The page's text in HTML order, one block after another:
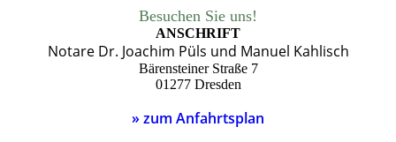
Besuchen Sie uns!
ANSCHRIFT
Notare Dr. Joachim Püls und Manuel Kahlisch
Bärensteiner Straße 7
01277 Dresden
» zum Anfahrtsplan